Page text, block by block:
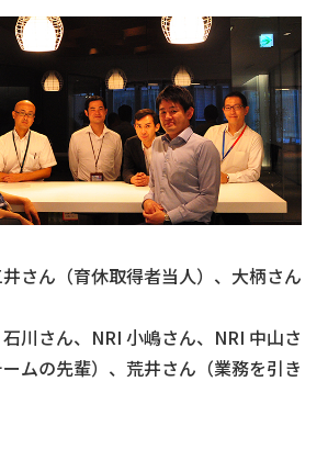
さん（育休取得者当人）、大柄さん
川さん、NRI 小嶋さん、NRI 中山さ
ムの先輩）、荒井さん（業務を引き